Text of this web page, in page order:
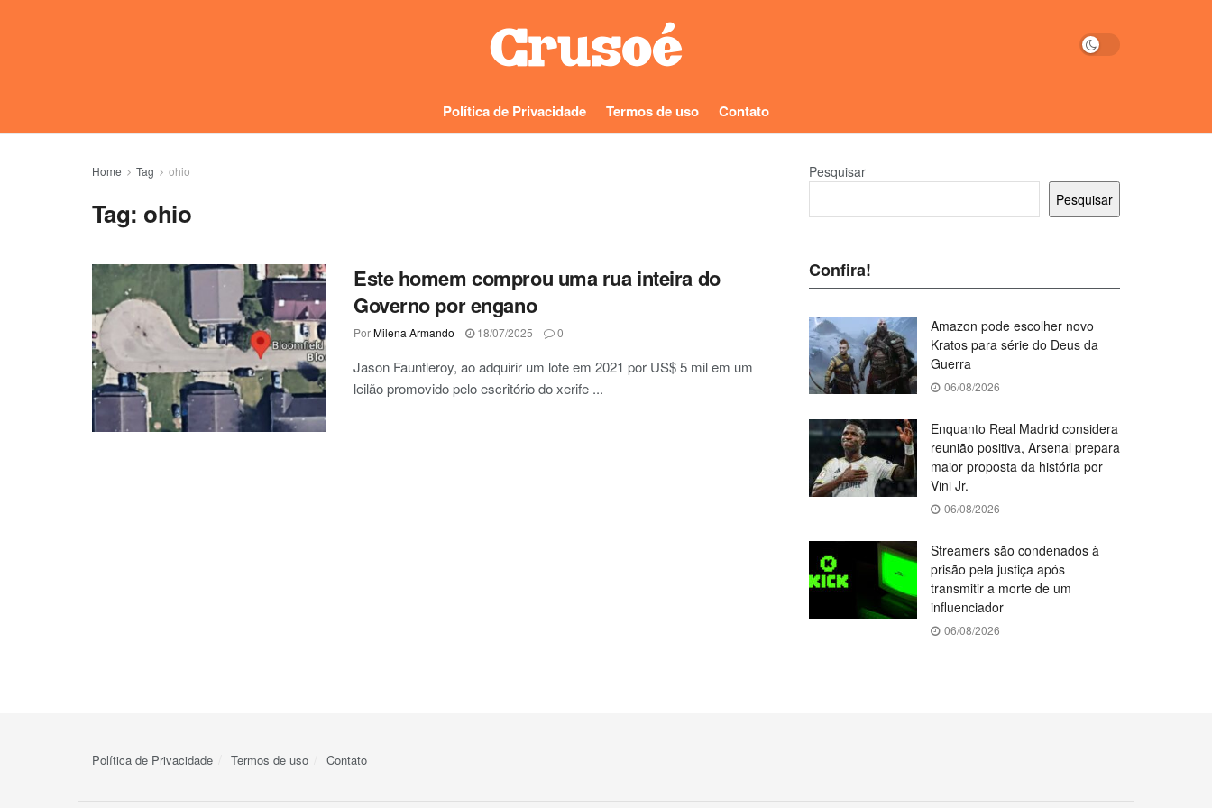
Política de Privacidade Termos de uso Contato
Home Tag ohio
Tag: ohio
Este homem comprou uma rua inteira do
Governo por engano
PorMilena Armando 18/07/2025 0
Jason Fauntleroy, ao adquirir um lote em 2021 por US$ 5 mil em um
leilão promovido pelo escritório do xerife ...
Pesquisar
Pesquisar
Confira!
Amazon pode escolher novo
Kratos para série do Deus da
Guerra
06/08/2026
Enquanto Real Madrid considera
reunião positiva, Arsenal prepara
maior proposta da história por
Vini Jr.
06/08/2026
Streamers são condenados à
prisão pela justiça após
transmitir a morte de um
influenciador
06/08/2026
Política de Privacidade Termos de uso Contato